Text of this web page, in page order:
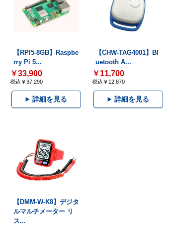
【RPI5-8GB】Raspbe
rry Pi 5...
￥33,900
税込￥37,290
詳細を見る
【CHW-TAG4001】Bl
uetooth A...
￥11,700
税込￥12,870
詳細を見る
【DMM-W-K8】デジタ
ルマルチメーター リ
ス...